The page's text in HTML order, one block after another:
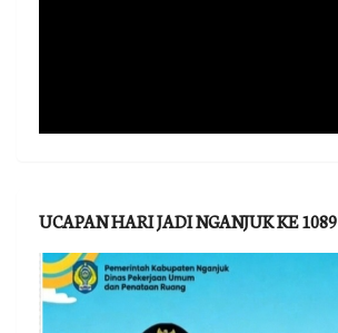
UCAPAN HARI JADI NGANJUK KE 1089